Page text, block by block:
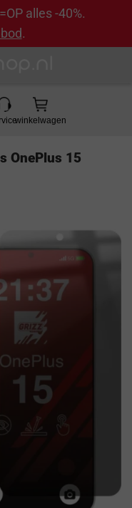
alles -40%.
.
OnePlus 15